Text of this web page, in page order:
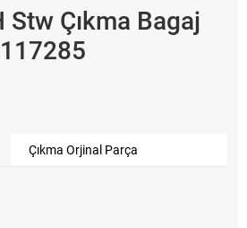
Stw Çıkma Bagaj
Çıkma Orjinal Parça